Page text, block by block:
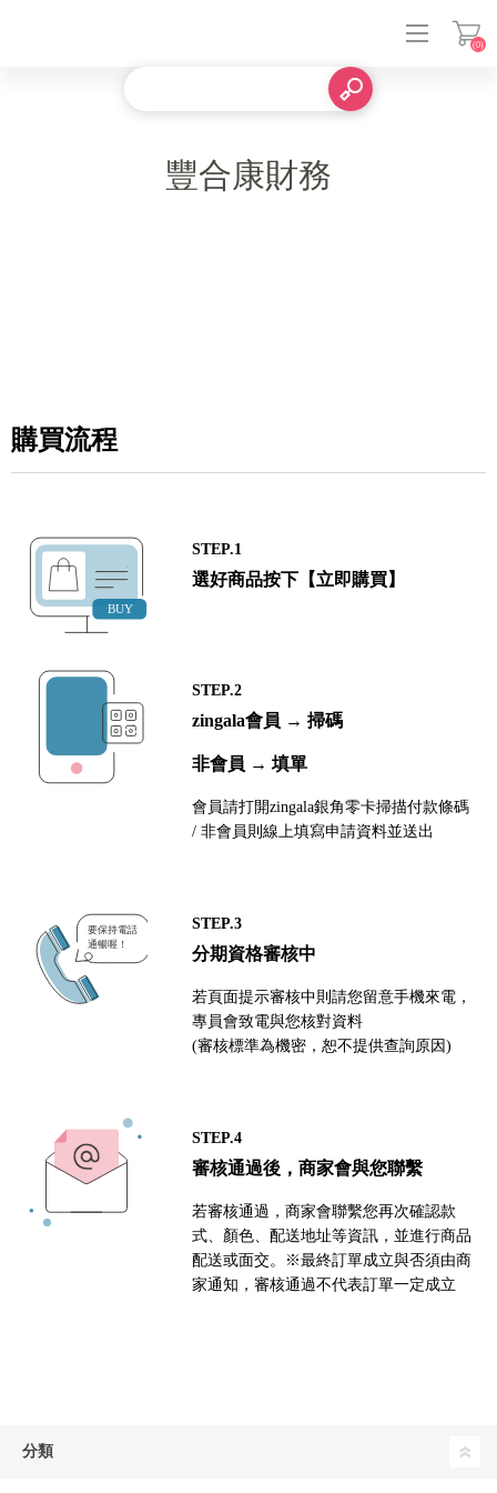
(0)
豐合康財務
購買流程
STEP.1
選好商品按下【立即購買】
STEP.2
zingala會員 → 掃碼
非會員 → 填單
會員請打開zingala銀角零卡掃描付款條碼
/ 非會員則線上填寫申請資料並送出
STEP.3
分期資格審核中
若頁面提示審核中則請您留意手機來電，
專員會致電與您核對資料
(審核標準為機密，恕不提供查詢原因)
STEP.4
審核通過後，商家會與您聯繫
若審核通過，商家會聯繫您再次確認款
式、顏色、配送地址等資訊，並進行商品
配送或面交。※最終訂單成立與否須由商
家通知，審核通過不代表訂單一定成立
分類